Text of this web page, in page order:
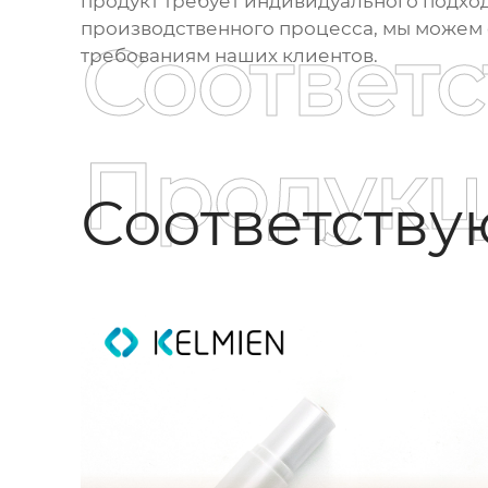
производственного процесса, мы можем
требованиям наших клиентов.